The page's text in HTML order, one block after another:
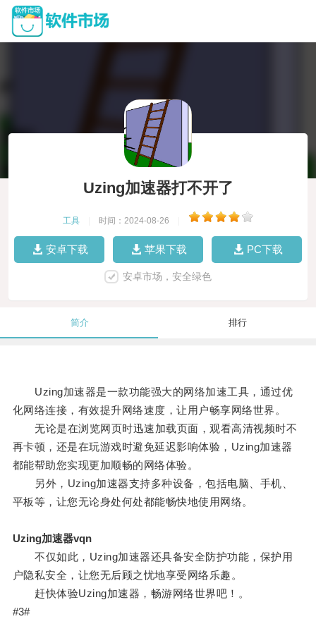
Uzing加速器打不开了
工具 时间：2024-08-26
安卓下载 苹果下载 PC下载
安卓市场，安全绿色
简介 排行
Uzing加速器是一款功能强大的网络加速工具，通过优
化网络连接，有效提升网络速度，让用户畅享网络世界。
无论是在浏览网页时迅速加载页面，观看高清视频时不
再卡顿，还是在玩游戏时避免延迟影响体验，Uzing加速器
都能帮助您实现更加顺畅的网络体验。
另外，Uzing加速器支持多种设备，包括电脑、手机、
平板等，让您无论身处何处都能畅快地使用网络。
Uzing加速器vqn
不仅如此，Uzing加速器还具备安全防护功能，保护用
户隐私安全，让您无后顾之忧地享受网络乐趣。
赶快体验Uzing加速器，畅游网络世界吧！。
#3#